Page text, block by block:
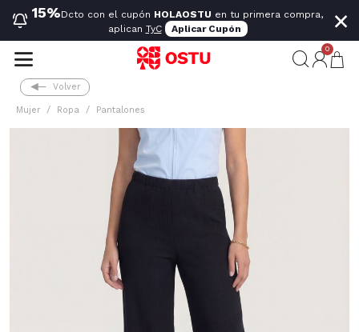
15%Dcto con el cupón HOLAOSTU en tu primera compra,
aplican TyC Aplicar Cupón ×
0
Volver
Mujer Ropa Pantalones